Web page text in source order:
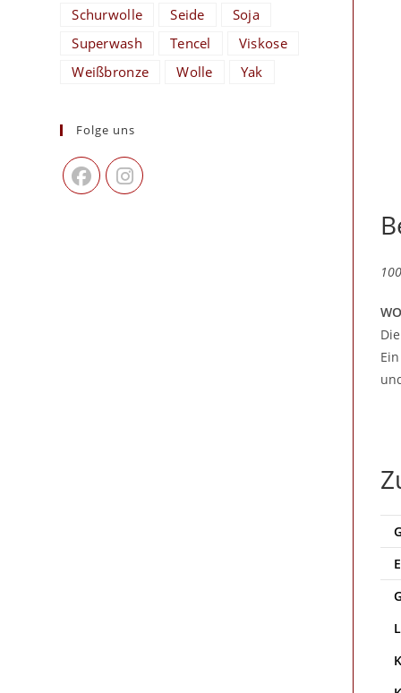
Schurwolle
Seide
Soja
Superwash
Tencel
Viskose
Weißbronze
Wolle Yak
Folge uns